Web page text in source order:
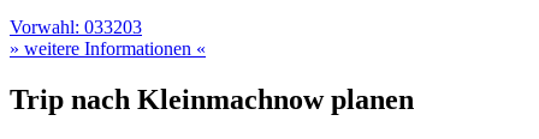
Vorwahl: 033203
» weitere Informationen «
Trip nach Kleinmachnow planen